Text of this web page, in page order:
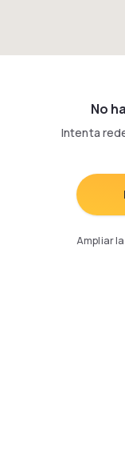
No
Intenta
Ampliar